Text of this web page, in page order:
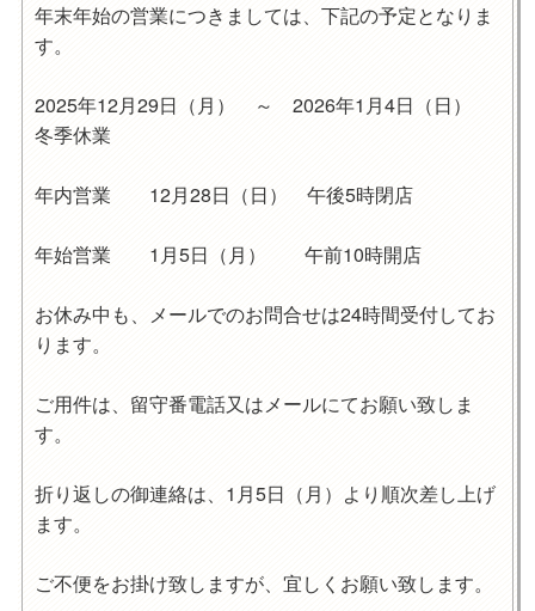
年末年始の営業につきましては、下記の予定となりま
す。
2025年12月29日（月） ～ 2026年1月4日（日）
冬季休業
年内営業 12月28日（日） 午後5時閉店
年始営業 1月5日（月） 午前10時開店
お休み中も、メールでのお問合せは24時間受付してお
ります。
ご用件は、留守番電話又はメールにてお願い致しま
す。
折り返しの御連絡は、1月5日（月）より順次差し上げ
ます。
ご不便をお掛け致しますが、宜しくお願い致します。